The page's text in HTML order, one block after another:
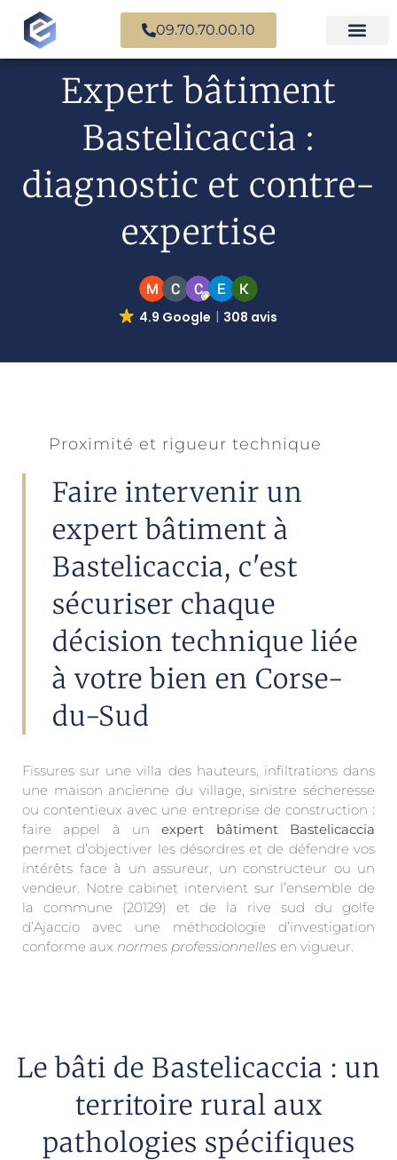
09.70.70.00.10
Expert bâtiment
Bastelicaccia :
diagnostic et contre-
expertise
4.9 Google 308 avis
Proximité et rigueur technique
Faire intervenir un
expert bâtiment à
Bastelicaccia, c'est
sécuriser chaque
décision technique liée
à votre bien en Corse-
du-Sud
Fissures sur une villa des hauteurs, infiltrations dans
une maison ancienne du village, sinistre sécheresse
ou contentieux avec une entreprise de construction :
faire appel à un expert bâtiment Bastelicaccia
permet d’objectiver les désordres et de défendre vos
intérêts face à un assureur, un constructeur ou un
vendeur. Notre cabinet intervient sur l’ensemble de
la commune (20129) et de la rive sud du golfe
d’Ajaccio avec une méthodologie d’investigation
conforme aux normes professionnelles en vigueur.
Le bâti de Bastelicaccia : un
territoire rural aux
pathologies spécifiques